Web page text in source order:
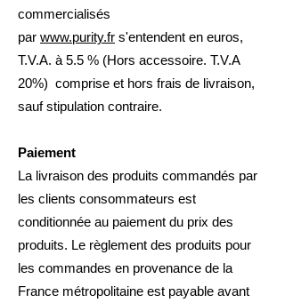
commercialisés
par www.purity.fr s'entendent en euros,
T.V.A. à 5.5 % (Hors accessoire. T.V.A
20%) comprise et hors frais de livraison,
sauf stipulation contraire.
Paiement
La livraison des produits commandés par
les clients consommateurs est
conditionnée au paiement du prix des
produits. Le règlement des produits pour
les commandes en provenance de la
France métropolitaine est payable avant